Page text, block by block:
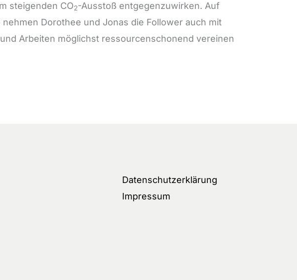
steigenden CO2-Ausstoß entgegenzuwirken. Auf
nehmen Dorothee und Jonas die Follower auch mit
Arbeiten möglichst ressourcenschonend vereinen
Datenschutzerklärung
Impressum